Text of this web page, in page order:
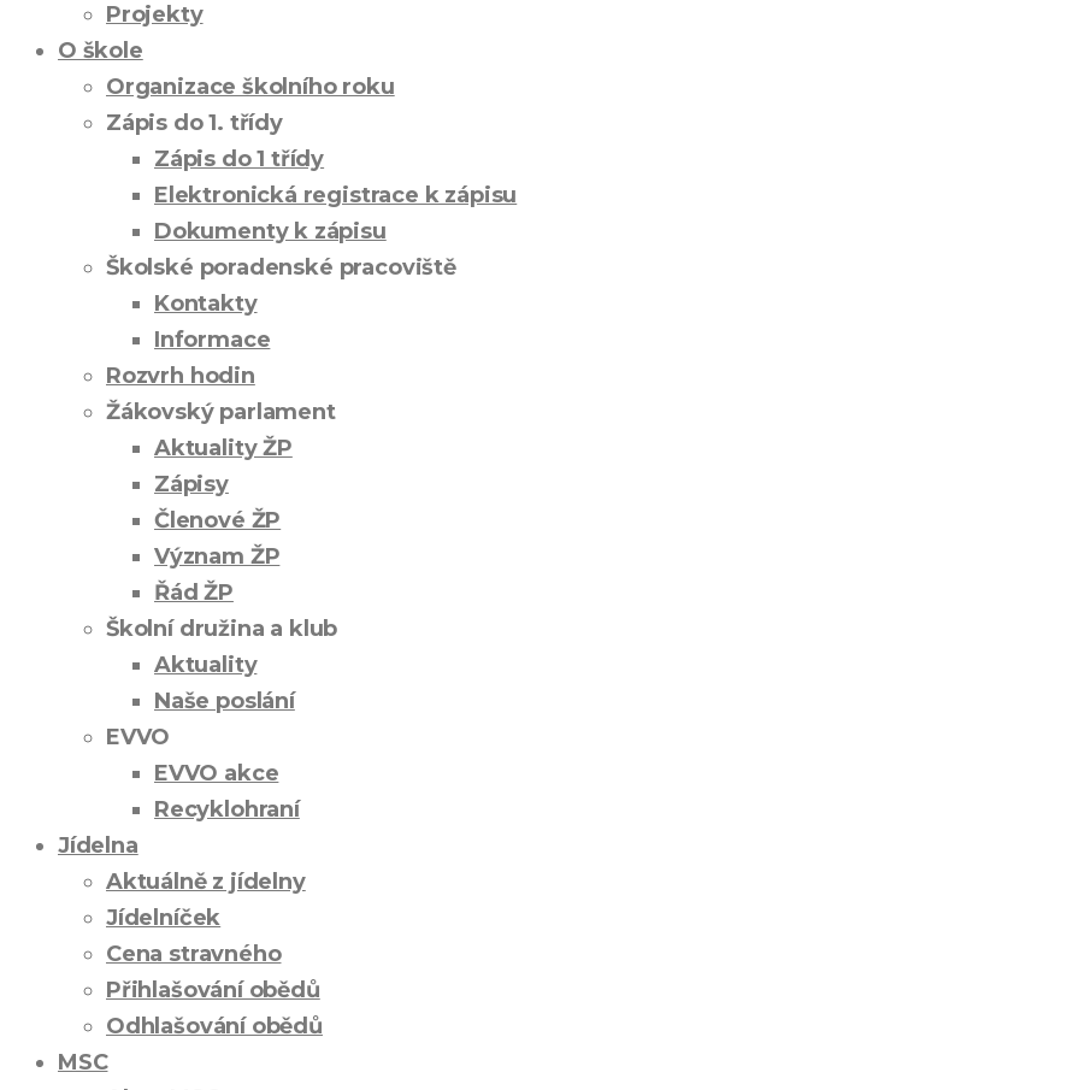
Projekty
O škole
Organizace školního roku
Zápis do 1. třídy
Zápis do 1 třídy
Elektronická registrace k zápisu
Dokumenty k zápisu
Školské poradenské pracoviště
Kontakty
Informace
Rozvrh hodin
Žákovský parlament
Aktuality ŽP
Zápisy
Členové ŽP
Význam ŽP
Řád ŽP
Školní družina a klub
Aktuality
Naše poslání
EVVO
EVVO akce
Recyklohraní
Jídelna
Aktuálně z jídelny
Jídelníček
Cena stravného
Přihlašování obědů
Odhlašování obědů
MSC